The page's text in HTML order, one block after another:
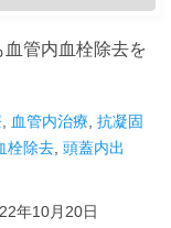
管内血栓除去を
血管内治療 抗凝固
栓除去 頭蓋内出
年10月20日